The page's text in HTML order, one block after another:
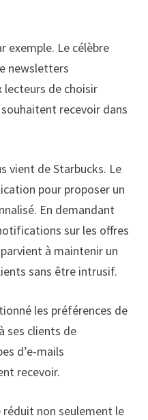
exemple. Le célèbre
newsletters
de choisir
recevoir dans
vient de Starbucks. Le
pour proposer un
En demandant
sur les offres
à maintenir un
sans être intrusif.
les préférences de
ses clients de
d’e-mails
recevoir.
non seulement le